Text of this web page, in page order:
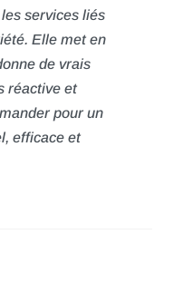
services liés
Elle met en
de vrais
réactive et
pour un
efficace et